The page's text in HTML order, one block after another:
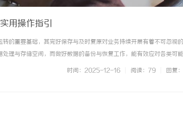
用操作指引
的重要基础，其完好保存与及时复原对业务持续开展有着不可忽视的
理与存储空间，而做好数据的备份与恢复工作，能有效应对各类可能
将以科普的方式，详细介绍天翼云服务器数据备份与恢复的操作要
时间：2025-12-16 阅读：79 回复